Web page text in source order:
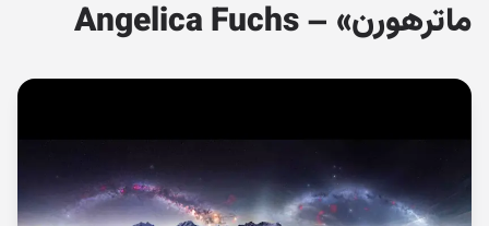
ماترهورن» – Angelica Fuchs